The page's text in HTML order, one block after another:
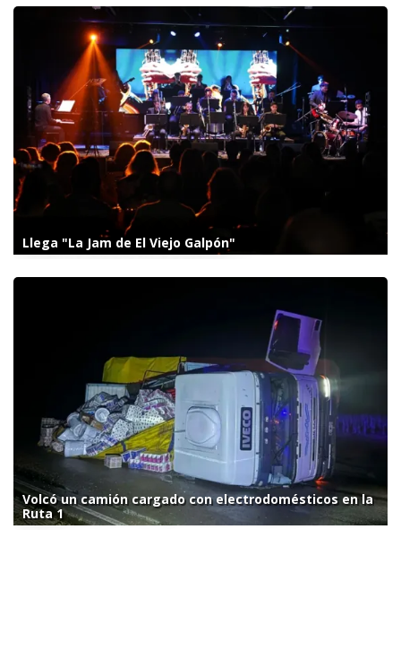
Llega "La Jam de El Viejo Galpón"
Volcó un camión cargado con electrodomésticos en la
Ruta 1